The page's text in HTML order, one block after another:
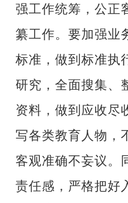
强工作统筹，公正
纂工作。要加强业
标准，做到标准执
研究，全面搜集、
资料，做到应收尽
写各类教育人物，
客观准确不妄议。
责任感，严格把好